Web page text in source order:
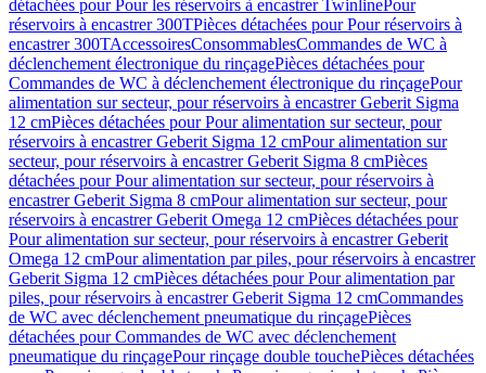
détachées pour Pour les réservoirs à encastrer TwinlinePour
réservoirs à encastrer 300TPièces détachées pour Pour réservoirs à
encastrer 300TAccessoiresConsommablesCommandes de WC à
déclenchement électronique du rinçagePièces détachées pour
Commandes de WC à déclenchement électronique du rinçagePour
alimentation sur secteur, pour réservoirs à encastrer Geberit Sigma
12 cmPièces détachées pour Pour alimentation sur secteur, pour
réservoirs à encastrer Geberit Sigma 12 cmPour alimentation sur
secteur, pour réservoirs à encastrer Geberit Sigma 8 cmPièces
détachées pour Pour alimentation sur secteur, pour réservoirs à
encastrer Geberit Sigma 8 cmPour alimentation sur secteur, pour
réservoirs à encastrer Geberit Omega 12 cmPièces détachées pour
Pour alimentation sur secteur, pour réservoirs à encastrer Geberit
Omega 12 cmPour alimentation par piles, pour réservoirs à encastrer
Geberit Sigma 12 cmPièces détachées pour Pour alimentation par
piles, pour réservoirs à encastrer Geberit Sigma 12 cmCommandes
de WC avec déclenchement pneumatique du rinçagePièces
détachées pour Commandes de WC avec déclenchement
pneumatique du rinçagePour rinçage double touchePièces détachées